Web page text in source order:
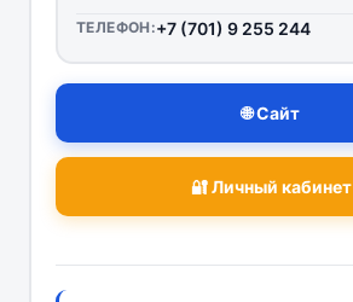
ТЕЛЕФОН:+7 (701) 9 255 244
🌐 Сайт
🔐 Личный кабинет